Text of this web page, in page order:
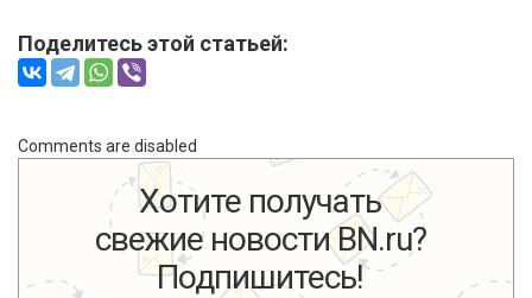
Поделитесь этой статьей:
Comments are disabled
Хотите получать
свежие новости BN.ru?
Подпишитесь!